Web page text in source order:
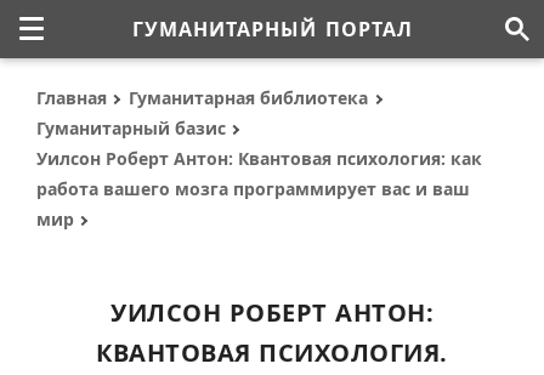
ГУМАНИТАРНЫЙ ПОРТАЛ
Главная
Гуманитарная библиотека
Гуманитарный базис
Уилсон Роберт Антон: Квантовая психология: как
работа вашего мозга программирует вас и ваш
мир
УИЛСОН РОБЕРТ АНТОН:
КВАНТОВАЯ ПСИХОЛОГИЯ.